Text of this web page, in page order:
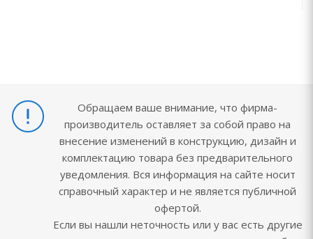
Обращаем ваше внимание, что фирма-
производитель оставляет за собой право на
внесение изменений в конструкцию, дизайн и
комплектацию товара без предварительного
уведомления. Вся информация на сайте носит
справочный характер и не является публичной
офертой.
Если вы нашли неточность или у вас есть другие